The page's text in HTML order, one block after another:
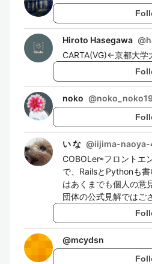
Hiroto Hasegawa @
CARTA(VG)←京都大
noko @
い な @iijima-naoya-
COBOLer⇨フロントエ
で、RailsとPythonも
はあくまでも個人の意
団体の公式見解ではご
@mcydsn